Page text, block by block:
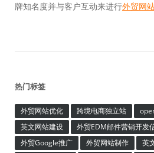
牌知名度并与客户互动来进行外贸网
热门标签
外贸网站优化 跨境电商独立站
英文网站建设
外贸EDM邮件营销开发
外贸Google推广
外贸网站制作
英